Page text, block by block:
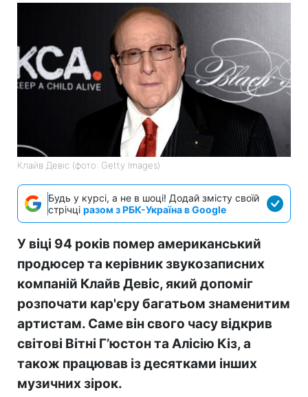
Клайв Девіс (фото: Getty Images)
Будь у курсі, а не в шоці! Додай змісту своїй
стрічці разом з РБК-Україна в Google
У віці 94 років помер американський
продюсер та керівник звукозаписних
компаній Клайв Девіс, який допоміг
розпочати кар'єру багатьом знаменитим
артистам. Саме він свого часу відкрив
світові Вітні Г’юстон та Алісію Кіз, а
також працював із десятками інших
музичних зірок.